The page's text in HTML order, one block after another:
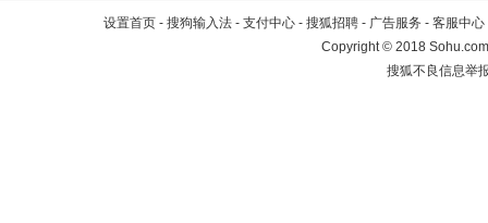
设置首页 - 搜狗输入法 - 支付中心 - 搜狐招聘 - 广告服务 - 客服中心
Copyright©2018
搜狐不良信息举